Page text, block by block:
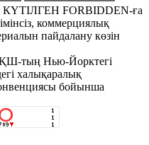
КҮТІЛГЕН FORBIDDEN-ға
коммерциялық
пайдалану көзін
тың Нью-Йорктегі
халықаралық
бойынша